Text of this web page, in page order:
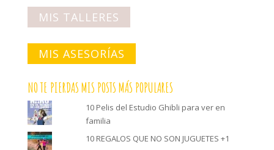
MIS TALLERES
MIS ASESORÍAS
NO TE PIERDAS MIS POSTS MÁS POPULARES
10 Pelis del Estudio Ghibli para ver en
familia
10 REGALOS QUE NO SON JUGUETES +1